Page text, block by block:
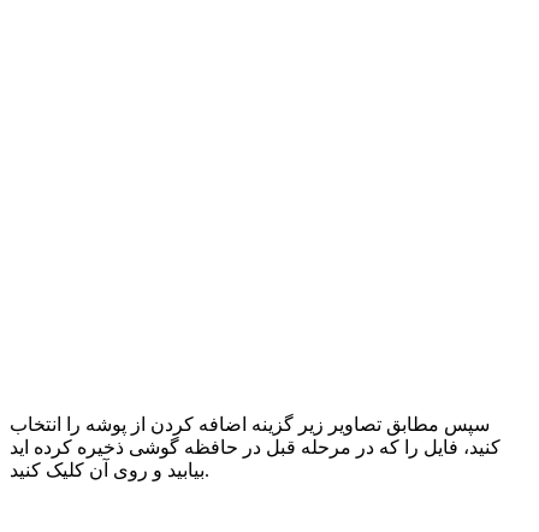
سپس مطابق تصاویر زیر گزینه اضافه کردن از پوشه را انتخاب
کنید، فایل را که در مرحله قبل در حافظه گوشی ذخیره کرده اید
بیابید و روی آن کلیک کنید.